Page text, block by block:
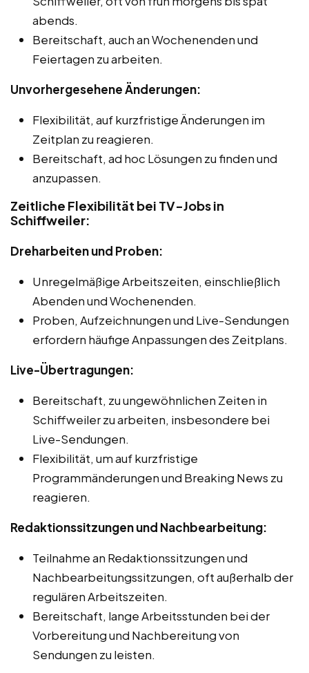
abends.
Bereitschaft, auch an Wochenenden und
Feiertagen zu arbeiten.
Unvorhergesehene Änderungen:
Flexibilität, auf kurzfristige Änderungen im
Zeitplan zu reagieren.
Bereitschaft, ad hoc Lösungen zu finden und
anzupassen.
Zeitliche Flexibilität bei TV-Jobs in
Schiffweiler:
Dreharbeiten und Proben:
Unregelmäßige Arbeitszeiten, einschließlich
Abenden und Wochenenden.
Proben, Aufzeichnungen und Live-Sendungen
erfordern häufige Anpassungen des Zeitplans.
Live-Übertragungen:
Bereitschaft, zu ungewöhnlichen Zeiten in
Schiffweiler zu arbeiten, insbesondere bei
Live-Sendungen.
Flexibilität, um auf kurzfristige
Programmänderungen und Breaking News zu
reagieren.
Redaktionssitzungen und Nachbearbeitung:
Teilnahme an Redaktionssitzungen und
Nachbearbeitungssitzungen, oft außerhalb der
regulären Arbeitszeiten.
Bereitschaft, lange Arbeitsstunden bei der
Vorbereitung und Nachbereitung von
Sendungen zu leisten.